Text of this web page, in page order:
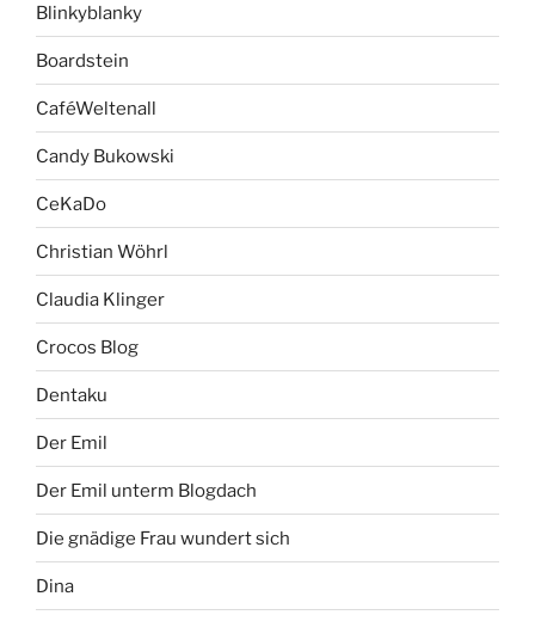
Blinkyblanky
Boardstein
CaféWeltenall
Candy Bukowski
CeKaDo
Christian Wöhrl
Claudia Klinger
Crocos Blog
Dentaku
Der Emil
Der Emil unterm Blogdach
Die gnädige Frau wundert sich
Dina